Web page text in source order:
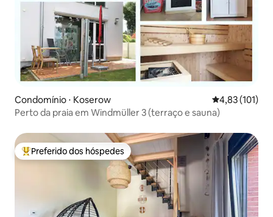
Condomínio ⋅ Koserow 4,83 de uma
4,83 (101)
Perto da praia em Windmüller 3 (terraço e sauna)
Entre os melhores preferidos dos hóspedes
Preferido dos hóspedes